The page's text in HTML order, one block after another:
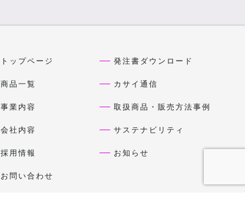
トップページ
商品一覧
事業内容
会社内容
採用情報
お問い合わせ
発注書ダウンロード
カサイ通信
取扱商品・販売方法事例
サステナビリティ
お知らせ